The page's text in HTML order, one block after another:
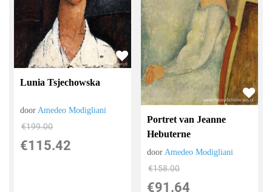
Lunia Tsjechowska
door Amedeo Modigliani
€199.00
€115.42
Portret van Jeanne
Hebuterne
door Amedeo Modigliani
€158.00
€91.64